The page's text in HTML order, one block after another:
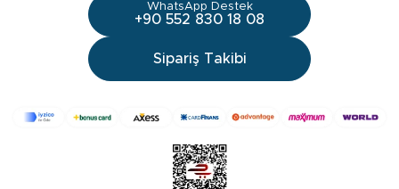
WhatsApp Destek
+90 552 830 18 08
Sipariş Takibi